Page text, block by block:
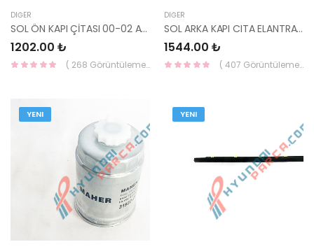
DIĞER
SOL ÖN KAPI ÇİTASI 00-02 ACCENT MİLENYUM 87721-25000-HMC
1202.00 ₺
( 268 Görüntüleme )
DIĞER
SOL ARKA KAPI CITA ELANTRA 99- 87721-29510-HMC
1544.00 ₺
( 407 Görüntüleme )
YENI YENI